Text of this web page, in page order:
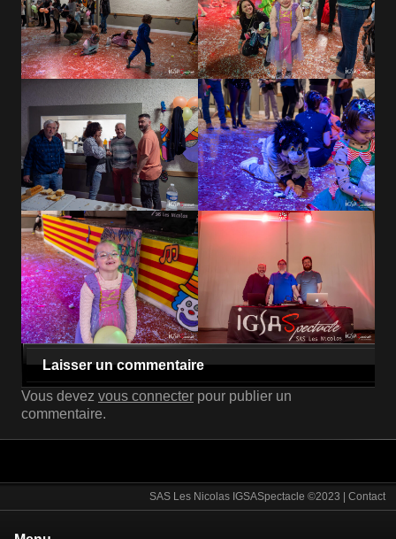
Laisser un commentaire
Vous devez vous connecter pour publier un
commentaire.
SAS Les Nicolas IGSASpectacle ©2023 | Contact